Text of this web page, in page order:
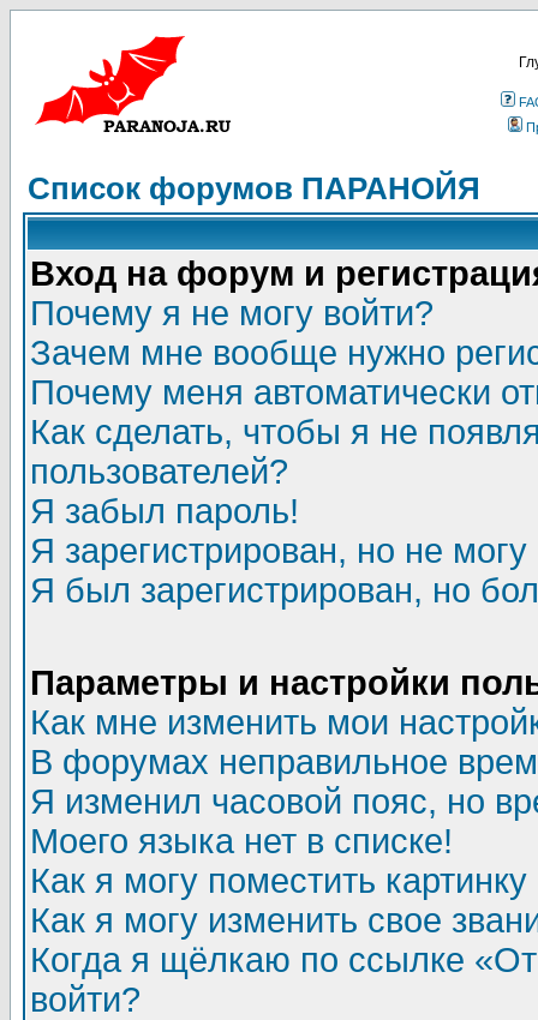
Список форумов ПАРАНОЙЯ
Вход на форум и
Почему я не могу войти?
Зачем мне вообще нужно
Почему меня автоматически
Как сделать, чтобы я не
пользователей?
Я забыл пароль!
Я зарегистрирован, но не могу
Я был зарегистрирован, но
Параметры и настройки
Как мне изменить мои
В форумах неправильное
Я изменил часовой пояс, но
Моего языка нет в списке!
Как я могу поместить
Как я могу изменить свое
Когда я щёлкаю по ссылке
войти?